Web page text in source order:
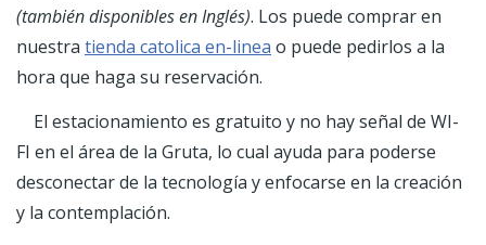
(también disponibles en Inglés). Los puede comprar en
nuestra tienda catolica en-linea o puede pedirlos a la
hora que haga su reservación.
El estacionamiento es gratuito y no hay señal de WI-
FI en el área de la Gruta, lo cual ayuda para poderse
desconectar de la tecnología y enfocarse en la creación
y la contemplación.